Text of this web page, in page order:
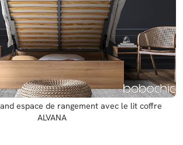
espace de rangement avec le lit coffre
ALVANA